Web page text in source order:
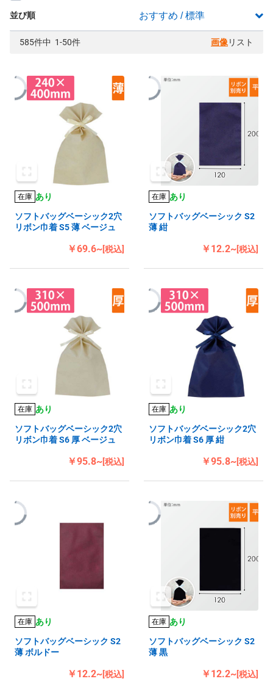
並び順
585件中 1-50件 画像 リスト
在庫 あり
ソフトバッグベーシック2穴
リボン巾着 S5 薄 ベージュ
￥69.6~[税込]
在庫 あり
ソフトバッグベーシック S2
薄 紺
￥12.2~[税込]
在庫 あり
ソフトバッグベーシック2穴
リボン巾着 S6 厚 ベージュ
￥95.8~[税込]
在庫 あり
ソフトバッグベーシック2穴
リボン巾着 S6 厚 紺
￥95.8~[税込]
在庫 あり
ソフトバッグベーシック S2
薄 ボルドー
￥12.2~[税込]
在庫 あり
ソフトバッグベーシック S2
薄 黒
￥12.2~[税込]